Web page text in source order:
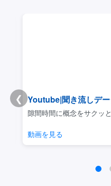
❮ Youtube|聞き流しデ
隙間時間に概念をサクッ
動画を見る